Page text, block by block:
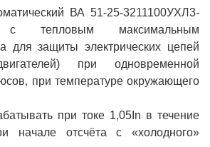
ВА 51-25-3211100УХЛ3-
с тепловым максимальным
для защиты электрических цепей
при одновременной
при температуре окружающего
при токе 1,05In в течение
начале отсчёта с «холодного»